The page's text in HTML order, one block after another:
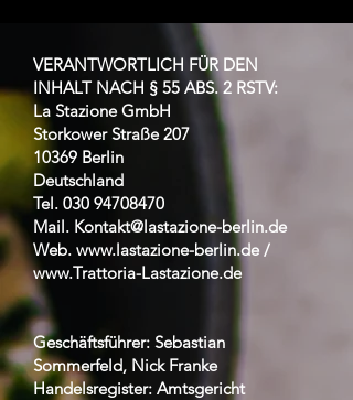
VERANTWORTLICH FÜR DEN
INHALT NACH § 55 ABS. 2 RSTV:
La Stazione GmbH
Storkower Straße 207
10369 Berlin
Deutschland
Tel. 030 94708470
Mail. Kontakt@lastazione-berlin.de
Web. www.lastazione-berlin.de /
www.Trattoria-Lastazione.de
Geschäftsführer: Sebastian
Sommerfeld, Nick Franke
Handelsregister: Amtsgericht